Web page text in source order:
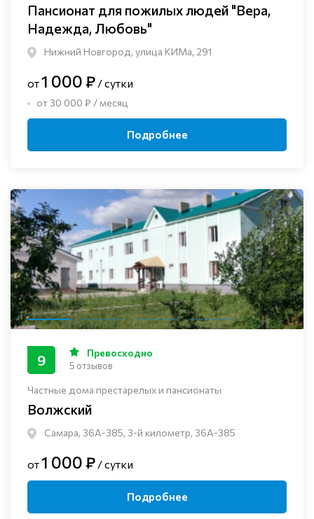
Пансионат для пожилых людей "Вера,
Надежда, Любовь"
Нижний Новгород, улица КИМа, 291
от1 000 ₽ / сутки
от 30 000 ₽ / месяц
Подробнее
Частные дома престарелых и пансионаты
Волжский
Самара, 36А-385, 3-й километр, 36А-385
9 Превосходно
5 отзывов
от1 000 ₽ / сутки
Подробнее